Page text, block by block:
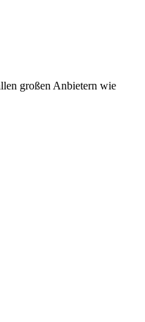
großen Anbietern wie